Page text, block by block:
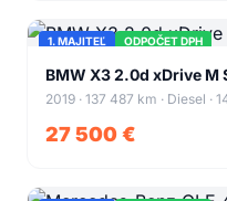
1. MAJITEĽ ODPOČET DPH
+66
BMW X3 2.0d xDrive M
2019 · 137 487 km · Diesel ·
27 500 €